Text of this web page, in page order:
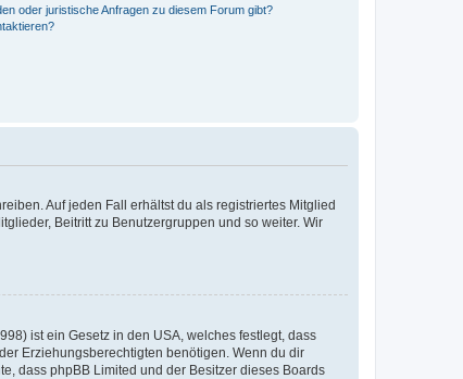
oder juristische Anfragen zu diesem Forum gibt?
Auf jeden Fall erhältst du als registriertes Mitglied
Beitritt zu Benutzergruppen und so weiter. Wir
ist ein Gesetz in den USA, welches festlegt, dass
Erziehungsberechtigten benötigen. Wenn du dir
dass phpBB Limited und der Besitzer dieses Boards